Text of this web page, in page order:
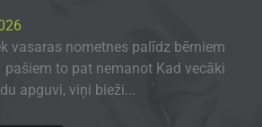
vasaras nometnes palīdz bērniem
to pat nemanot Kad vecāki
apguvi, viņi bieži...